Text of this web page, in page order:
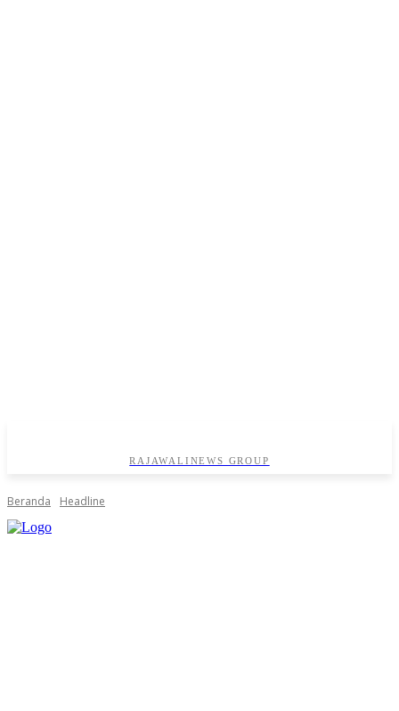
RAJAWALINEWS GROUP
Beranda Headline